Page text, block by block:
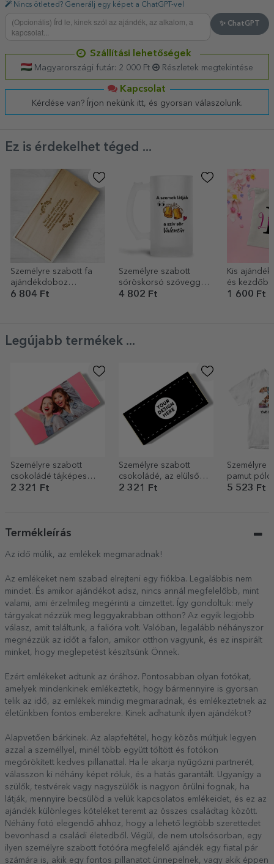
Nincs ötleted? Generálj egy képet a ChatGPT-vel
✨ ChatGPT
Szállítási lehetőségek
Magyarországi futár: 2 000 Ft Részletek megtekintése
Kapcsolat
Kérdése van? Írjon nekünk itt, és gyorsan válaszolunk.
Ez is érdekelhet téged ...
Személyre szabott fa
ajándékdoboz
üzenettel
6 804 Ft
Személyre szabott
söröskorsó szöveggel -
A szemek látnak
4 802 Ft
Kis
és
személyre
1 600 Ft
Legújabb termékek ...
Személyre szabott
csokoládé tájképes
fotóval és szöveggel
2 321 Ft
Személyre szabott
csokoládé, az elülső
oldalán a saját
2 321 Ft
Személyre
pamut
és
5 523 Ft
Termékleírás
Az idő múlik, az emlékek megmaradnak!
Az emlékeket nem szabad elrejteni egy fiókba. Legalábbis nem
mindet. És amikor ajándékot adsz, nincs annál megfelelőbb, mint
valami, ami érzelmileg megérinti a címzettet. Így gondoltuk: mely
tárgyakat nézzük meg leggyakrabban otthon? Az egyik legjobb
válasz, amit találtunk, a falióra volt. Valóban, legalább néhányszor
megnézzük az időt a falon, amikor otthon vagyunk, és ez inspirált
minket, hogy meglepetést készítsünk Önnek.
Ezért emlékeket adtunk az órához. Pontosabban olyan fotókat,
amelyek mindenkinek emlékeztetik, hogy bármennyire is gyorsan
telik az idő, az emlékek mindig megmaradnak, és emlékeztetnek az
életünkben fontos emberekre. Kinek adhatunk ilyen ajándékot?
Alapvetően bárkinek. Az alapfeltétel, hogy közös múltjuk legyen
azzal a személlyel, minél több együtt töltött és fotókon
megörökített kedves pillanattal. Ha le akarja nyűgözni partnerét,
válasszon ki néhány képet róluk, és a hatás garantált. Ugyanígy a
szülők, testvérek vagy nagyszülők is nagyon örülni fognak, ha
látják, mennyire becsülöd a velük kapcsolatos emlékeidet, és ez az
ajándék különleges köteléket teremt az összes családtag között.
Néhány fotó elegendő ahhoz, hogy a lehető legtöbb szerettedet
bevonhasd a családi életedből. Végül, de nem utolsósorban, egy
ilyen személyre szabott fotóóra megfelelő ajándék egy fiatal pár
számára is, akik egy fontos pillanatot ünnepelnek, vagy akik éppen